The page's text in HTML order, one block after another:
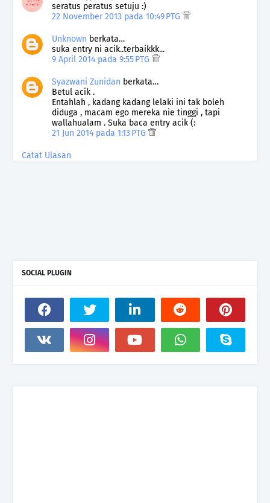
seratus peratus setuju :)
22 November 2013 pada 10:49 PTG
Unknown berkata…
suka entry ni acik..terbaikkk...
9 April 2014 pada 9:55 PTG
Syazwani Zunidan berkata…
Betul acik .
Entahlah , kadang kadang lelaki ini tak boleh
diduga , macam ego mereka nie tinggi , tapi
wallahualam . Suka baca entry acik (:
21 Jun 2014 pada 1:13 PTG
Catat Ulasan
SOCIAL PLUGIN